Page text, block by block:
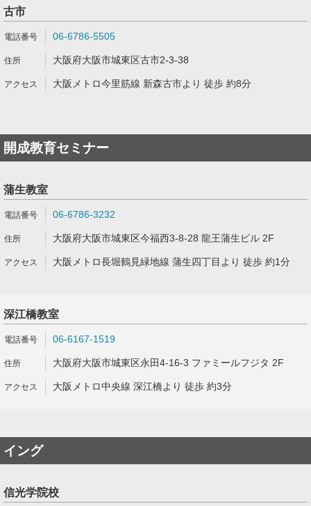
古市
06-6786-5505
大阪府大阪市城東区古市2-3-38
大阪メトロ今里筋線 新森古市より 徒歩 約8分
開成教育セミナー
蒲生教室
06-6786-3232
大阪府大阪市城東区今福西3-8-28 龍王蒲生ビル 2F
大阪メトロ長堀鶴見緑地線 蒲生四丁目より 徒歩 約1分
深江橋教室
06-6167-1519
大阪府大阪市城東区永田4-16-3 ファミールフジタ 2F
大阪メトロ中央線 深江橋より 徒歩 約3分
イング
信光学院校